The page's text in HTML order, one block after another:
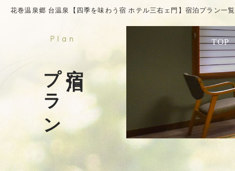
花巻温泉郷 台温泉【四季を味わう宿 ホテル三右ェ門】宿泊プラン一覧
TOP
Plan
プラン